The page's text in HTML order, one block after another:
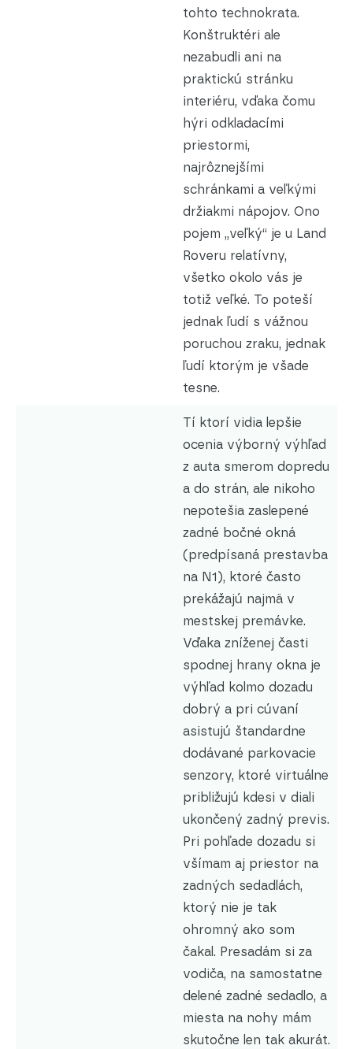
tohto technokrata.
Konštruktéri ale
nezabudli ani na
praktickú stránku
interiéru, vďaka čomu
hýri odkladacími
priestormi,
najrôznejšími
schránkami a veľkými
držiakmi nápojov. Ono
pojem „veľký“ je u Land
Roveru relatívny,
všetko okolo vás je
totiž veľké. To poteší
jednak ľudí s vážnou
poruchou zraku, jednak
ľudí ktorým je všade
tesne.
Tí ktorí vidia lepšie
ocenia výborný výhľad
z auta smerom dopredu
a do strán, ale nikoho
nepotešia zaslepené
zadné bočné okná
(predpísaná prestavba
na N1), ktoré často
prekážajú najmä v
mestskej premávke.
Vďaka zníženej časti
spodnej hrany okna je
výhľad kolmo dozadu
dobrý a pri cúvaní
asistujú štandardne
dodávané parkovacie
senzory, ktoré virtuálne
približujú kdesi v diali
ukončený zadný previs.
Pri pohľade dozadu si
všímam aj priestor na
zadných sedadlách,
ktorý nie je tak
ohromný ako som
čakal. Presadám si za
vodiča, na samostatne
delené zadné sedadlo, a
miesta na nohy mám
skutočne len tak akurát.